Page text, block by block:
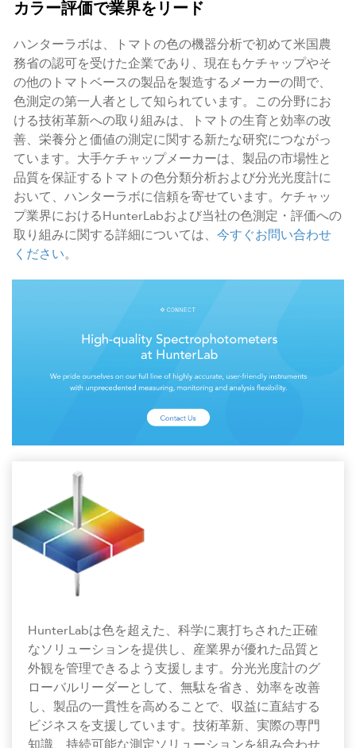
カラー評価で業界をリード
ハンターラボは、トマトの色の機器分析で初めて米国農
務省の認可を受けた企業であり、現在もケチャップやそ
の他のトマトベースの製品を製造するメーカーの間で、
色測定の第一人者として知られています。この分野にお
ける技術革新への取り組みは、トマトの生育と効率の改
善、栄養分と価値の測定に関する新たな研究につながっ
ています。大手ケチャップメーカーは、製品の市場性と
品質を保証するトマトの色分類分析および分光光度計に
おいて、ハンターラボに信頼を寄せています。ケチャッ
プ業界におけるHunterLabおよび当社の色測定・評価への
取り組みに関する詳細については、 今すぐお問い合わせ
ください。
HunterLabは色を超えた、科学に裏打ちされた正確
なソリューションを提供し、産業界が優れた品質と
外観を管理できるよう支援します。分光光度計のグ
ローバルリーダーとして、無駄を省き、効率を改善
し、製品の一貫性を高めることで、収益に直結する
ビジネスを支援しています。技術革新、実際の専門